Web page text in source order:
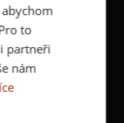
to
partneři
nám